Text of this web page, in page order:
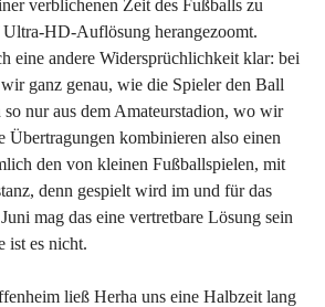
verblichenen Zeit des Fußballs zu
Ultra-HD-Auflösung herangezoomt.
eine andere Widersprüchlichkeit klar: bei
ganz genau, wie die Spieler den Ball
so nur aus dem Amateurstadion, wo wir
Übertragungen kombinieren also einen
den von kleinen Fußballspielen, mit
denn gespielt wird im und für das
mag das eine vertretbare Lösung sein
ist es nicht.
ließ Herha uns eine Halbzeit lang